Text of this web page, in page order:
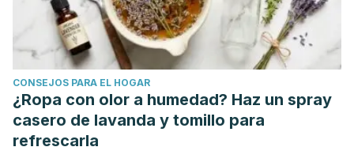
constipation rates among Canadian adults: a cost-of-illness
analysis.Food Nutr Res. 2015;59:28646. Published 2015
Dec 11. doi:10.3402/fnr.v59.28646
CONSEJOS PARA EL HOGAR
¿Ropa con olor a humedad? Haz un spray
casero de lavanda y tomillo para
refrescarla